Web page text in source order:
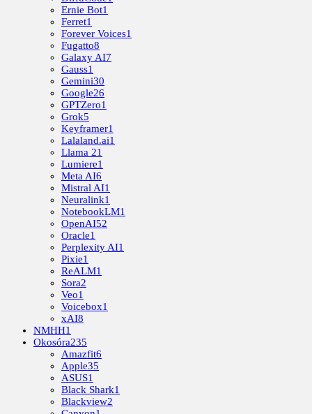
Ernie Bot1
Ferret1
Forever Voices1
Fugatto8
Galaxy AI7
Gauss1
Gemini30
Google26
GPTZero1
Grok5
Keyframer1
Lalaland.ai1
Llama 21
Lumiere1
Meta AI6
Mistral AI1
Neuralink1
NotebookLM1
OpenAI52
Oracle1
Perplexity AI1
Pixie1
ReALM1
Sora2
Veo1
Voicebox1
xAI8
NMHH1
Okosóra235
Amazfit6
Apple35
ASUS1
Black Shark1
Blackview2